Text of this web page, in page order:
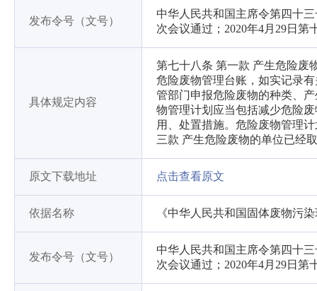
发布令号（文号）
中华人民共和国主席令第四十
次会议通过；2020年4月29日
具体规定内容
第七十八条 第一款 产生危险废
危险废物管理台账，如实记录
管部门申报危险废物的种类、
物管理计划应当包括减少危险
用、处置措施。危险废物管理
三款 产生危险废物的单位已
原文下载地址 点击查看原文
依据名称 《中华人民共和国固体废物污
发布令号（文号）
中华人民共和国主席令第四十
次会议通过；2020年4月29日